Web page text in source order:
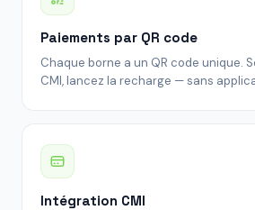
Paiements par QR code
Chaque borne a un QR code unique.
CMI, lancez la recharge — sans
Intégration CMI